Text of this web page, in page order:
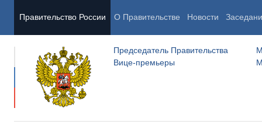
Правительство России О Правительстве Новости
Председатель Правительства
Вице-премьеры